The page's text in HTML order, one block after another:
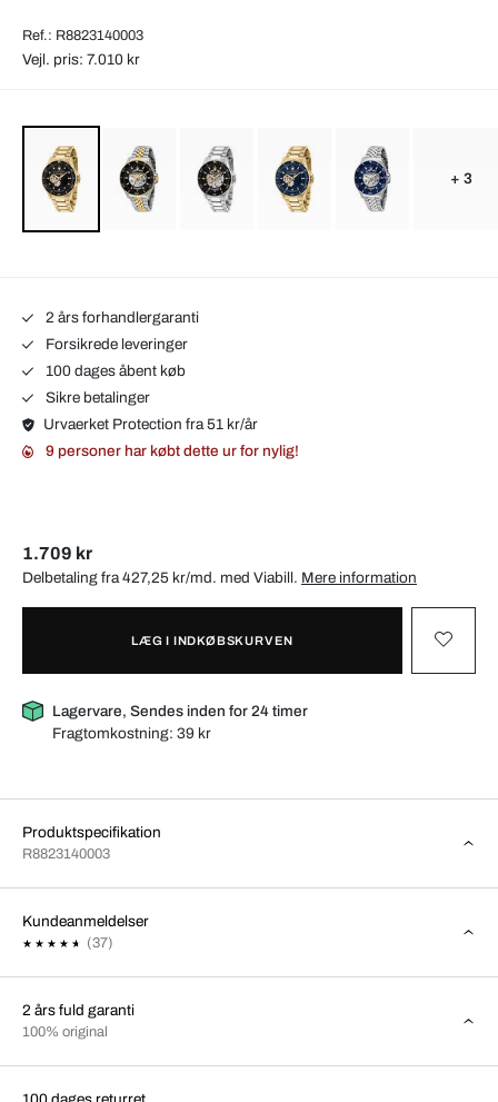
Ref.: R8823140003
Vejl. pris: 7.010 kr
+ 3
2 års forhandlergaranti
Forsikrede leveringer
100 dages åbent køb
Sikre betalinger
Urvaerket Protection fra 51 kr/år
9 personer har købt dette ur for nylig!
1.709 kr
Delbetaling fra 427,25 kr/md. med Viabill. Mere information
LÆG I INDKØBSKURVEN
Lagervare, Sendes inden for 24 timer
Fragtomkostning:39 kr
Produktspecifikation
R8823140003
Kundeanmeldelser
(37)
2 års fuld garanti
100% original